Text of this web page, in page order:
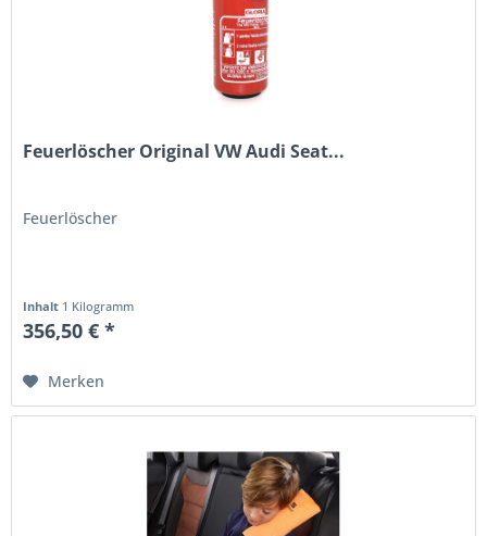
Feuerlöscher Original VW Audi Seat...
Feuerlöscher
Inhalt 1 Kilogramm
356,50 € *
Merken